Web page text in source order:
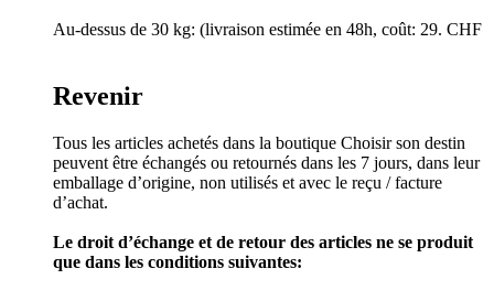
Au-dessus de 30 kg: (livraison estimée en 48h, coût: 29. CHF
Revenir
Tous les articles achetés dans la boutique Choisir son destin
peuvent être échangés ou retournés dans les 7 jours, dans leur
emballage d’origine, non utilisés et avec le reçu / facture
d’achat.
Le droit d’échange et de retour des articles ne se produit
que dans les conditions suivantes: